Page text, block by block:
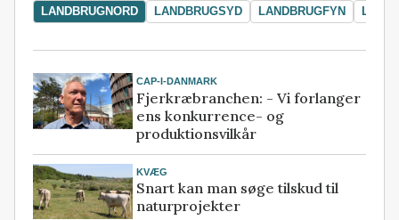
LANDBRUGNORD LANDBRUGSYD LANDBRUGFYN
CAP-I-DANMARK
Fjerkræbranchen: - Vi forlanger
ens konkurrence- og
produktionsvilkår
KVÆG
Snart kan man søge tilskud til
naturprojekter